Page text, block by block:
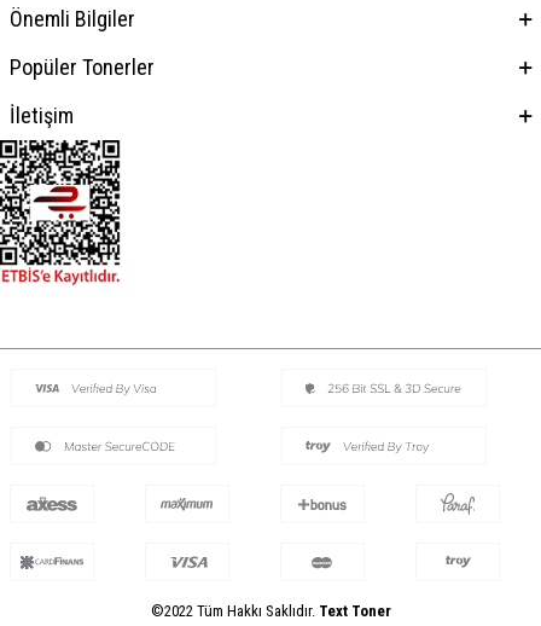
Önemli Bilgiler
Popüler Tonerler
İletişim
©2022 Tüm Hakkı Saklıdır. Text Toner